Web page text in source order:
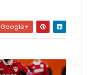
Google+